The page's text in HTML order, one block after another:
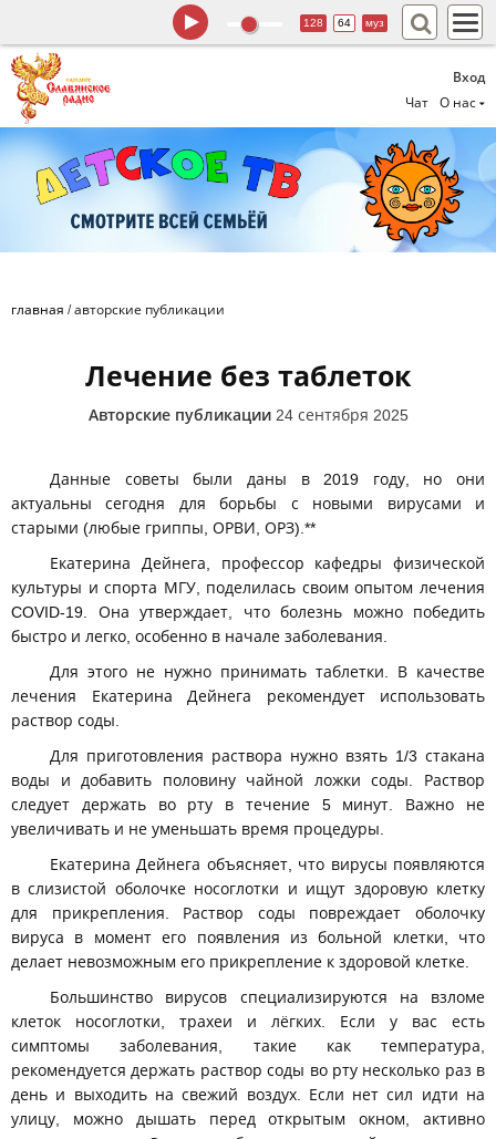
Вход
Чат
О нас
128 64 муз
главная /авторские публикации
Лечение без таблеток
Авторские публикации 24 сентября 2025
Данные советы были даны в 2019 году, но они
актуальны сегодня для борьбы с новыми вирусами и
старыми (любые гриппы, ОРВИ, ОРЗ).**
Екатерина Дейнега, профессор кафедры физической
культуры и спорта МГУ, поделилась своим опытом лечения
COVID-19. Она утверждает, что болезнь можно победить
быстро и легко, особенно в начале заболевания.
Для этого не нужно принимать таблетки. В качестве
лечения Екатерина Дейнега рекомендует использовать
раствор соды.
Для приготовления раствора нужно взять 1/3 стакана
воды и добавить половину чайной ложки соды. Раствор
следует держать во рту в течение 5 минут. Важно не
увеличивать и не уменьшать время процедуры.
Екатерина Дейнега объясняет, что вирусы появляются
в слизистой оболочке носоглотки и ищут здоровую клетку
для прикрепления. Раствор соды повреждает оболочку
вируса в момент его появления из больной клетки, что
делает невозможным его прикрепление к здоровой клетке.
Большинство вирусов специализируются на взломе
клеток носоглотки, трахеи и лёгких. Если у вас есть
симптомы заболевания, такие как температура,
рекомендуется держать раствор соды во рту несколько раз в
день и выходить на свежий воздух. Если нет сил идти на
улицу, можно дышать перед открытым окном, активно